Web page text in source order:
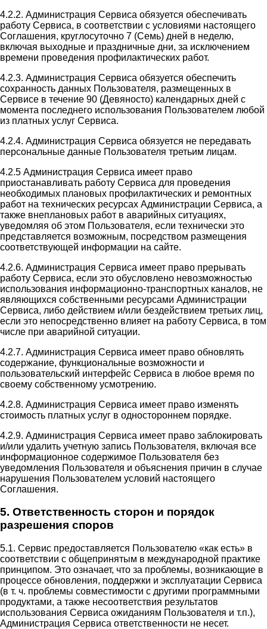
4.2.2. Администрация Сервиса обязуется обеспечивать
работу Сервиса, в соответствии с условиями настоящего
Соглашения, круглосуточно 7 (Семь) дней в неделю,
включая выходные и праздничные дни, за исключением
времени проведения профилактических работ.
4.2.3. Администрация Сервиса обязуется обеспечить
сохранность данных Пользователя, размещенных в
Сервисе в течение 90 (Девяносто) календарных дней с
момента последнего использования Пользователем любой
из платных услуг Сервиса.
4.2.4. Администрация Сервиса обязуется не передавать
персональные данные Пользователя третьим лицам.
4.2.5 Администрация Сервиса имеет право
приостанавливать работу Сервиса для проведения
необходимых плановых профилактических и ремонтных
работ на технических ресурсах Администрации Сервиса, а
также внеплановых работ в аварийных ситуациях,
уведомляя об этом Пользователя, если технически это
представляется возможным, посредством размещения
соответствующей информации на сайте.
4.2.6. Администрация Сервиса имеет право прерывать
работу Сервиса, если это обусловлено невозможностью
использования информационно-транспортных каналов, не
являющихся собственными ресурсами Администрации
Сервиса, либо действием и/или бездействием третьих лиц,
если это непосредственно влияет на работу Сервиса, в том
числе при аварийной ситуации.
4.2.7. Администрация Сервиса имеет право обновлять
содержание, функциональные возможности и
пользовательский интерфейс Сервиса в любое время по
своему собственному усмотрению.
4.2.8. Администрация Сервиса имеет право изменять
стоимость платных услуг в одностороннем порядке.
4.2.9. Администрация Сервиса имеет право заблокировать
и/или удалить учетную запись Пользователя, включая все
информационное содержимое Пользователя без
уведомления Пользователя и объяснения причин в случае
нарушения Пользователем условий настоящего
Соглашения.
5. Ответственность сторон и порядок
разрешения споров
5.1. Сервис предоставляется Пользователю «как есть» в
соответствии с общепринятым в международной практике
принципом. Это означает, что за проблемы, возникающие в
процессе обновления, поддержки и эксплуатации Сервиса
(в т. ч. проблемы совместимости с другими программными
продуктами, а также несоответствия результатов
использования Сервиса ожиданиям Пользователя и т.п.),
Администрация Сервиса ответственности не несет.